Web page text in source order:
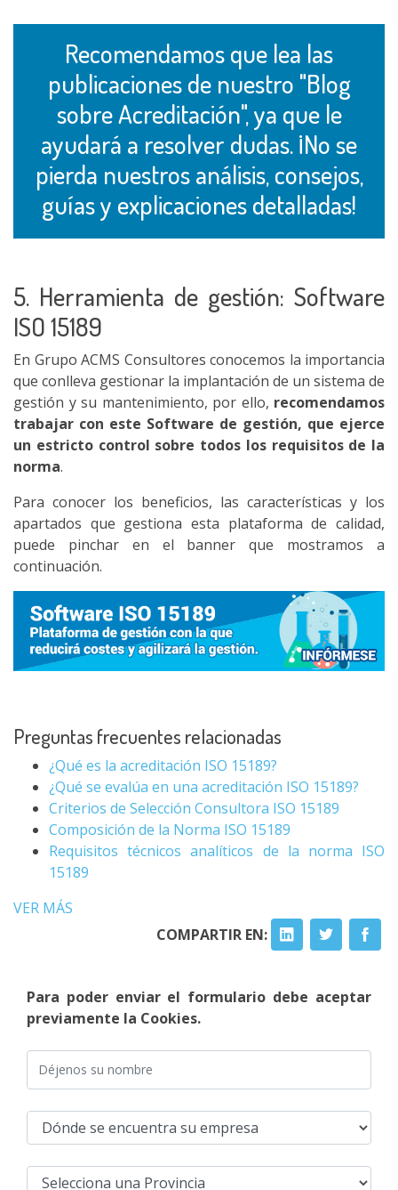
Recomendamos que lea las
publicaciones de nuestro "Blog
sobre Acreditación", ya que le
ayudará a resolver dudas. ¡No se
pierda nuestros análisis, consejos,
guías y explicaciones detalladas!
5. Herramienta de gestión: Software
ISO 15189
En Grupo ACMS Consultores conocemos la importancia
que conlleva gestionar la implantación de un sistema de
gestión y su mantenimiento, por ello, recomendamos
trabajar con este Software de gestión, que ejerce
un estricto control sobre todos los requisitos de la
norma.
Para conocer los beneficios, las características y los
apartados que gestiona esta plataforma de calidad,
puede pinchar en el banner que mostramos a
continuación.
Preguntas frecuentes relacionadas
¿Qué es la acreditación ISO 15189?
¿Qué se evalúa en una acreditación ISO 15189?
Criterios de Selección Consultora ISO 15189
Composición de la Norma ISO 15189
Requisitos técnicos analíticos de la norma ISO
15189
VER MÁS
COMPARTIR EN:
Para poder enviar el formulario debe aceptar
previamente la Cookies.